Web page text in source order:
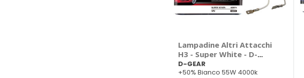
Lampadine Altri Attacchi
H3 - Super White - D-
GEAR
D-GEAR
+50% Bianco 55W 4000k